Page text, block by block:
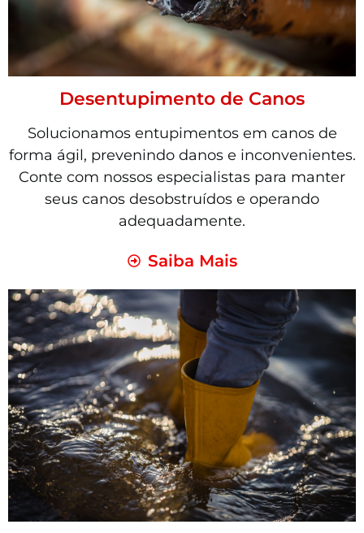
Desentupimento de Canos
Solucionamos entupimentos em canos de
forma ágil, prevenindo danos e inconvenientes.
Conte com nossos especialistas para manter
seus canos desobstruídos e operando
adequadamente.
Saiba Mais